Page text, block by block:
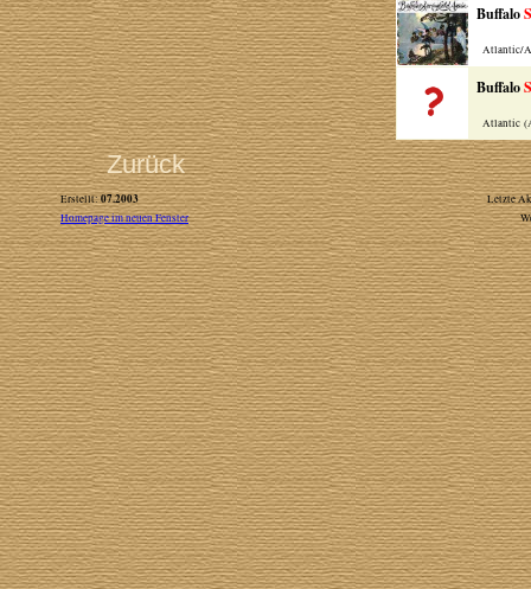
Buffalo
Atlantic/
Buffalo
Atlantic
Zurück
Erstellt:07.2003
Letzte
Homepage im neuen Fenster